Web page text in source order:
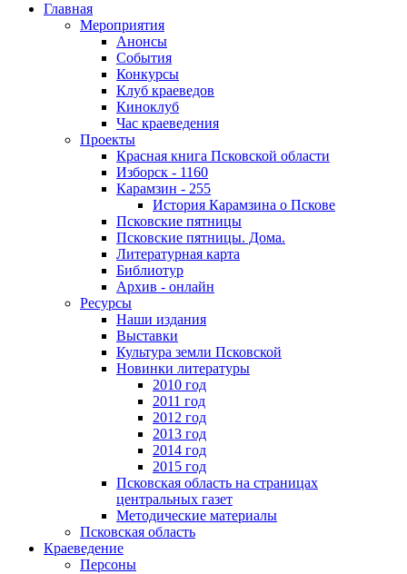
Главная
Мероприятия
Анонсы
События
Конкурсы
Клуб краеведов
Киноклуб
Час краеведения
Проекты
Красная книга Псковской области
Изборск - 1160
Карамзин - 255
История Карамзина о Пскове
Псковские пятницы
Псковские пятницы. Дома.
Литературная карта
Библиотур
Архив - онлайн
Ресурсы
Наши издания
Выставки
Культура земли Псковской
Новинки литературы
2010 год
2011 год
2012 год
2013 год
2014 год
2015 год
Псковская область на страницах
центральных газет
Методические материалы
Псковская область
Краеведение
Персоны